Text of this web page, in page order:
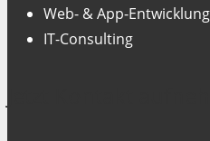
Web- & App-Entwicklung
IT-Consulting